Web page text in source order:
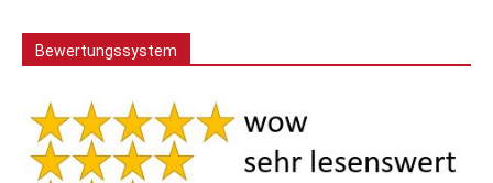
Bewertungssystem